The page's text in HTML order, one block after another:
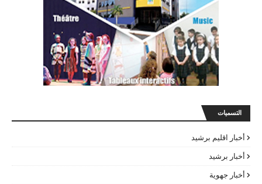
التسميات
أخبار اقليم برشيد
أخبار برشيد
أخبار جهوية